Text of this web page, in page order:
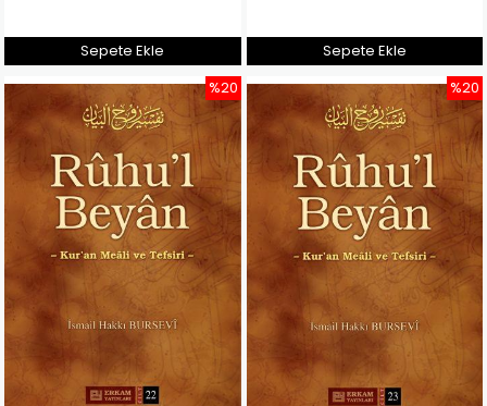
Sepete Ekle Sepete Ekle
%20 %20